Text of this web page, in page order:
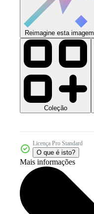
Reimagine esta imagem
Coleção
Licença Pro Standard
O que é isto?
Mais informações